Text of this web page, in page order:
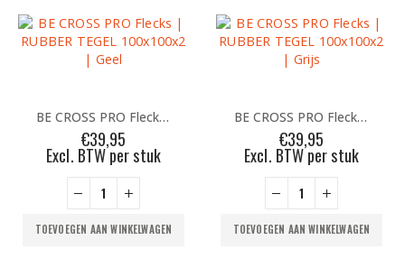
BE CROSS PRO Flecks | RUBBER TEGEL 100x100x2 | Geel
€39,95
Excl. BTW per stuk
TOEVOEGEN AAN WINKELWAGEN
BE CROSS PRO Flecks | RUBBER TEGEL 100x100x2 | Grijs
€39,95
Excl. BTW per stuk
TOEVOEGEN AAN WINKELWAGEN